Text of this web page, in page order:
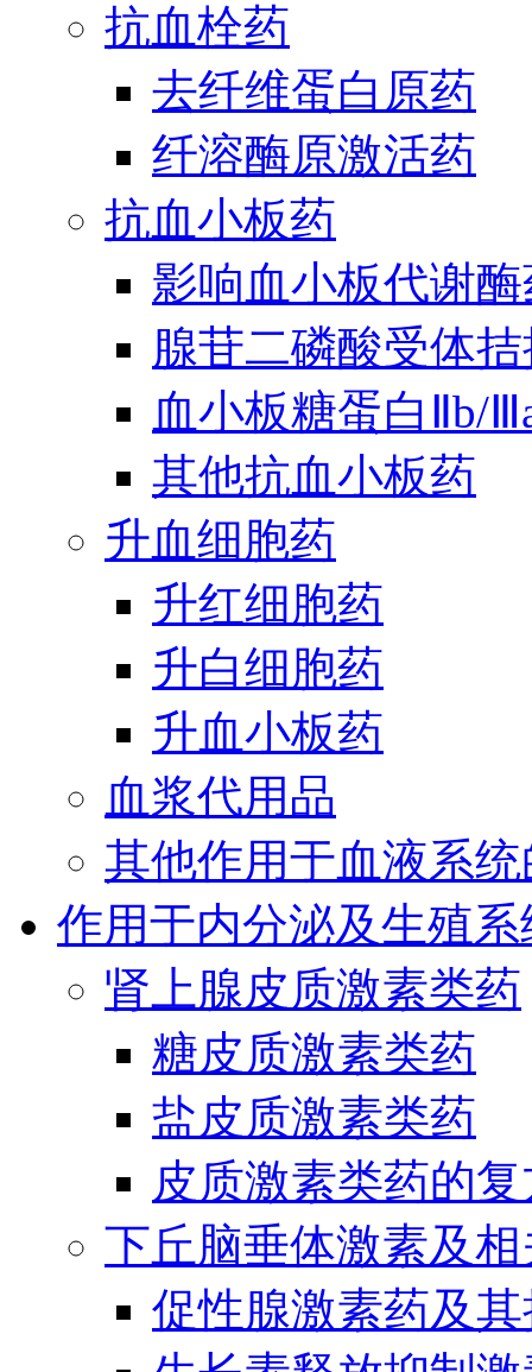
抗血栓药
去纤维蛋白原药
纤溶酶原激活药
抗血小板药
影响血小板代谢
腺苷二磷酸受体
血小板糖蛋白Ⅱb/
其他抗血小板药
升血细胞药
升红细胞药
升白细胞药
升血小板药
血浆代用品
其他作用于血液系
作用于内分泌及生殖
肾上腺皮质激素类药
糖皮质激素类药
盐皮质激素类药
皮质激素类药的
下丘脑垂体激素及
促性腺激素药及